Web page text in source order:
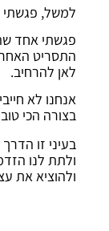
למשל, פגשתי
פגשתי אחד
התסריט
לאן להרחיב.
אנחנו לא
בצורה הכי
בעיני זו
ולתת לנו
ולהוציא את